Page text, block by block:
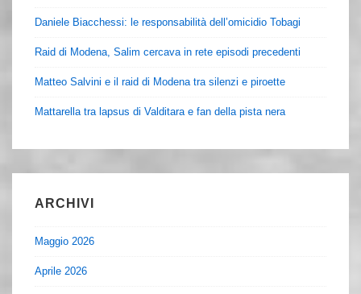
Daniele Biacchessi: le responsabilità dell’omicidio Tobagi
Raid di Modena, Salim cercava in rete episodi precedenti
Matteo Salvini e il raid di Modena tra silenzi e piroette
Mattarella tra lapsus di Valditara e fan della pista nera
ARCHIVI
Maggio 2026
Aprile 2026